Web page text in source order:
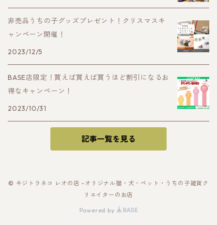
非売品うちの子グッズプレゼント！クリスマスキ
ャンペーン開催！
2023/12/5
BASE店限定！買えば買えば買うほど割引になるお
得なキャンペーン！
2023/10/31
記事一覧を見る
© キジトラネコ レオの店 -オリジナル猫・犬・ペット・うちの子雑貨ク
リエイターのお店
Powered by